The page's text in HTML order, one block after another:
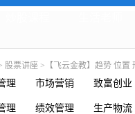
股票讲座 >【飞云金教】趋势 位置
理 市场营销 致富创业
理 绩效管理 生产物流